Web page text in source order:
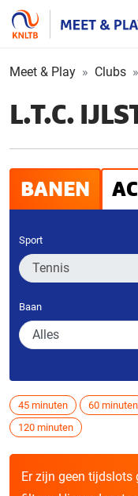
Service
menu
Meet & Play Clubs
L.T.C.
BANEN
Sport
Baan
45 minuten 60 minuten
120 minuten
Er zijn geen tijdslots